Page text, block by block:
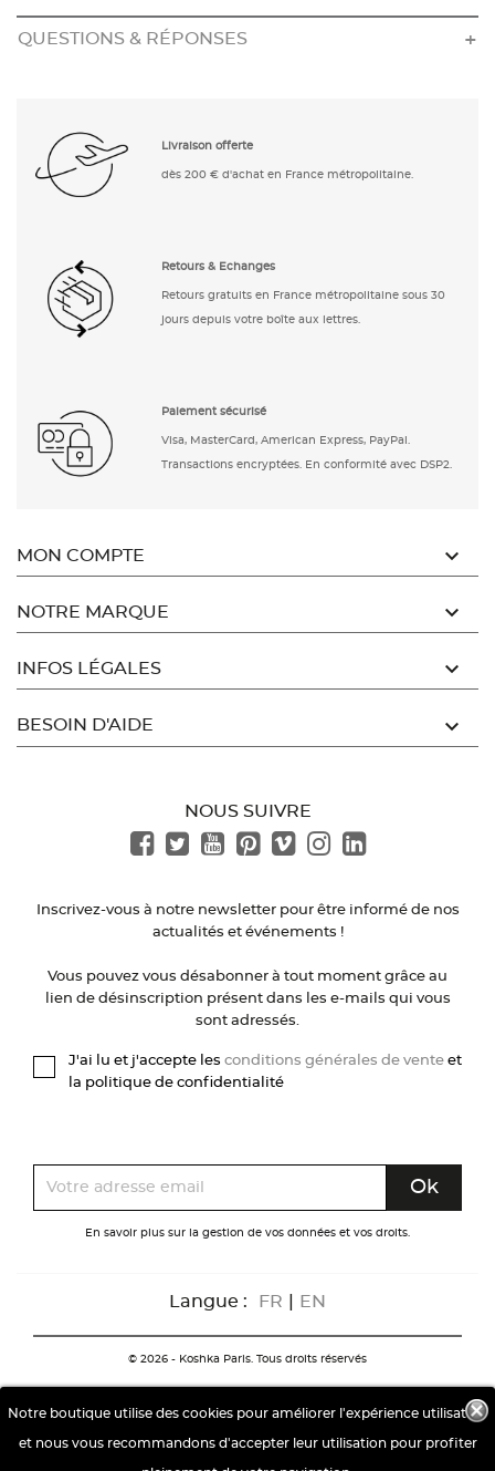
Notre boutique utilise des cookies pour améliorer l'expérience utilisateur
et nous vous recommandons d'accepter leur utilisation pour profiter
QUESTIONS & RÉPONSES
Livraison offerte
dès 200 € d'achat en France métropolitaine.
Retours & Echanges
Retours gratuits en France métropolitaine sous 30
jours depuis votre boîte aux lettres.
Paiement sécurisé
Visa, MasterCard, American Express, PayPal.
Transactions encryptées. En conformité avec DSP2.
MON COMPTE 
NOTRE MARQUE 
INFOS LÉGALES 
BESOIN D'AIDE 
NOUS SUIVRE
Inscrivez-vous à notre newsletter pour être informé de nos
actualités et événements !
Vous pouvez vous désabonner à tout moment grâce au
lien de désinscription présent dans les e-mails qui vous
sont adressés.
J'ai lu et j'accepte les conditions générales de vente et
la politique de confidentialité
En savoir plus sur la gestion de vos données et vos droits.
Langue : FR EN
© 2026 - Koshka Paris. Tous droits réservés